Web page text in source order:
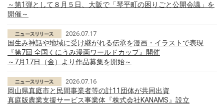
～第1弾として８月５日、大阪で「琴平町の困りごと公開会議」を
開催～
2026.07.17
国生み神話や地域に受け継がれる伝承を漫画・イラストで表現
『第7回 全国くにうみ漫画ワールドカップ』開催
～7月17日（金）より作品募集を開始～
2026.07.16
岡山県真庭市と民間事業者等の計11団体が共同出資
真庭版農業支援サービス事業体『株式会社KANAMS』設立